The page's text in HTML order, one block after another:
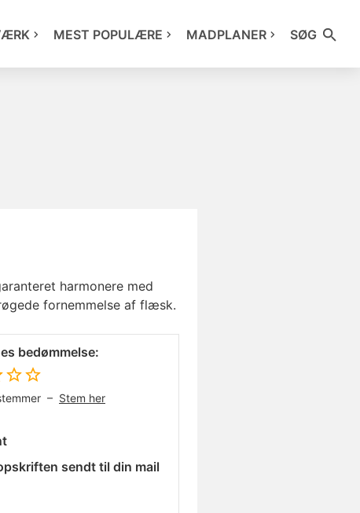
MEST POPULÆRE MADPLANER SØG
harmonere med
fornemmelse af flæsk.
bedømmelse:
– Stem her
sendt til din mail